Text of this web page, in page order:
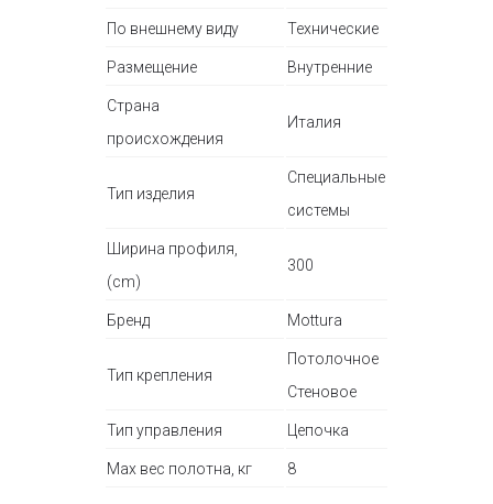
По внешнему виду Технические
Размещение Внутренние
Страна
происхождения
Италия
Тип изделия
Специальные
системы
Ширина профиля,
(cm)
300
Бренд Mottura
Тип крепления
Потолочное
Стеновое
Тип управления Цепочка
Max вес полотна, кг 8